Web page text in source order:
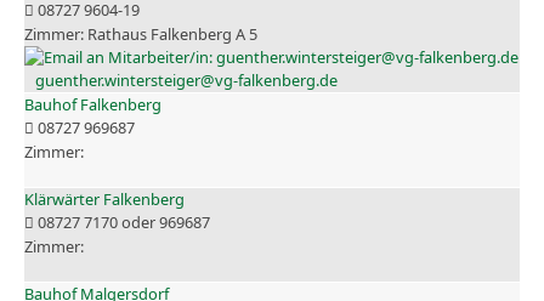
08727 9604-19
Rathaus Falkenberg A 5
guenther.wintersteiger@vg-falkenberg.de
Bauhof Falkenberg
08727 969687
Klärwärter Falkenberg
08727 7170 oder 969687
Bauhof Malgersdorf